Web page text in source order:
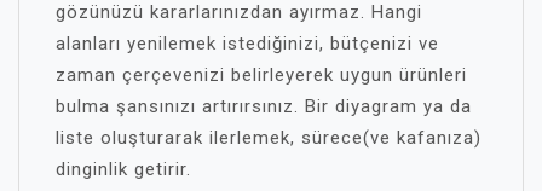
gözünüzü kararlarınızdan ayırmaz. Hangi
alanları yenilemek istediğinizi, bütçenizi ve
zaman çerçevenizi belirleyerek uygun ürünleri
bulma şansınızı artırırsınız. Bir diyagram ya da
liste oluşturarak ilerlemek, sürece(ve kafanıza)
dinginlik getirir.